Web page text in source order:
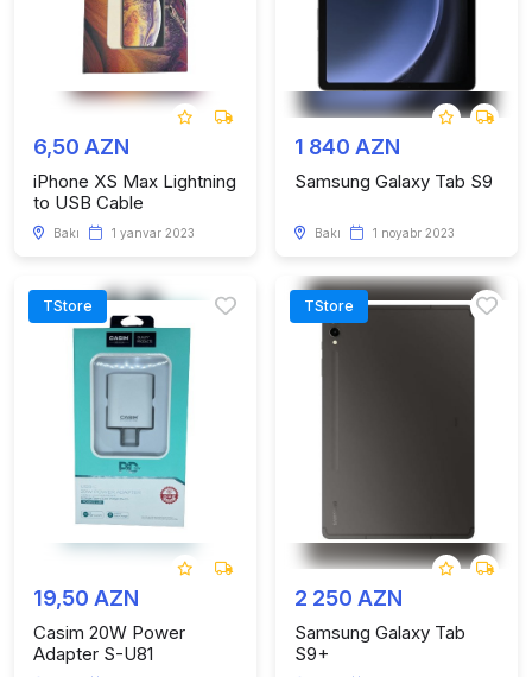
6,50 AZN
iPhone XS Max Lightning
to USB Cable
Bakı 1 yanvar 2023
1 840 AZN
Samsung Galaxy Tab S9
Bakı 1 noyabr 2023
TStore
19,50 AZN
Casim 20W Power
Adapter S-U81
TStore
2 250 AZN
Samsung Galaxy Tab
S9+